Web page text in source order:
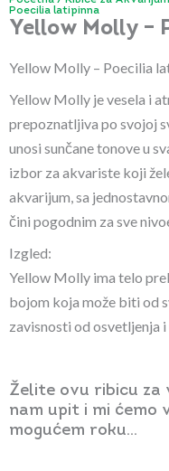
Poecilia latipinna
Yellow Molly –
Yellow Molly – Poecilia
Yellow Molly je vesela i
prepoznatljiva po svojoj
unosi sunčane tonove u
izbor za akvariste koji
akvarijum, sa
čini pogodnim za sve
Izgled:
Yellow Molly ima telo
bojom koja može biti od
zavisnosti od osvetljenja i
Želite ovu ribicu za
nam upit i mi ćemo
mogućem roku...